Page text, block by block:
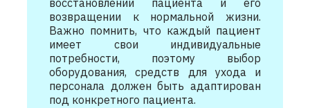
восстановлении пациента и его
возвращении к нормальной жизни.
Важно помнить, что каждый пациент
имеет свои индивидуальные
потребности, поэтому выбор
оборудования, средств для ухода и
персонала должен быть адаптирован
под конкретного пациента.